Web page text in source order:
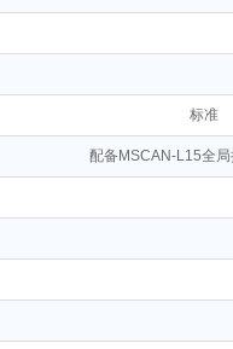
标准
配备MSCAN-L15全